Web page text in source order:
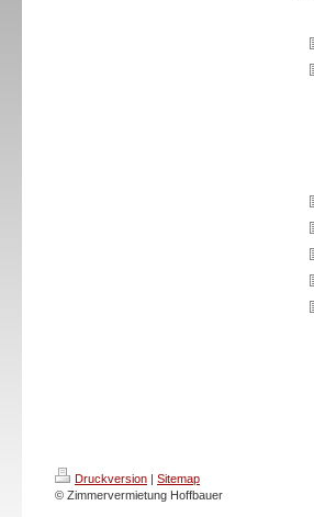
Druckversion | Sitemap
© Zimmervermietung Hoffbauer